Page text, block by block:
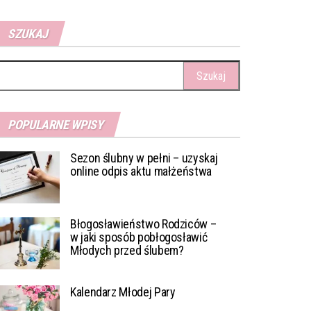
SZUKAJ
POPULARNE WPISY
Sezon ślubny w pełni – uzyskaj
online odpis aktu małżeństwa
Błogosławieństwo Rodziców –
w jaki sposób pobłogosławić
Młodych przed ślubem?
Kalendarz Młodej Pary